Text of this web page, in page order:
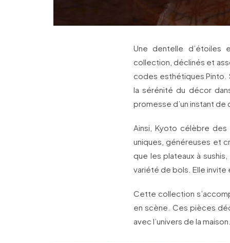
Une dentelle
collection, déclinés et
codes esthétiques Pinto.
la sérénité du décor
promesse d’un instant
Ainsi, Kyoto célèbre
uniques, généreuses et
que les plateaux à
variété de bols. Elle invite
Cette collection
en scène. Ces pièces
avec l’univers de la